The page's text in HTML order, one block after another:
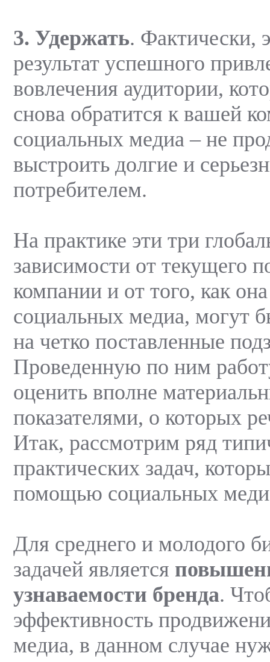
3. Удержать. Фактически,
результат успешного
вовлечения аудитории,
снова обратится к вашей
социальных медиа – не
выстроить долгие и
потребителем.
На практике эти три
зависимости от текущего
компании и от того, как
социальных медиа, могут
на четко поставленные
Проведенную по ним
оценить вполне
показателями, о которых
Итак, рассмотрим ряд
практических задач,
помощью социальных
Для среднего и молодого
задачей является
узнаваемости бренда.
эффективность
медиа, в данном случае